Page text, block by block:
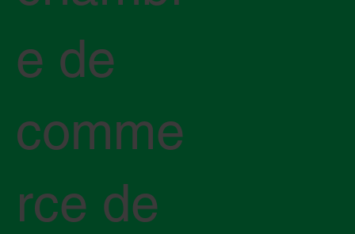
e de
comme
rce de